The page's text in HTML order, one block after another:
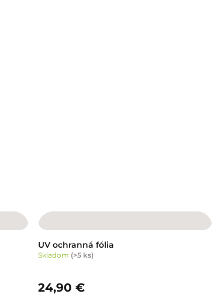
UV ochranná fólia
Skladom (>5 ks)
24,90 €